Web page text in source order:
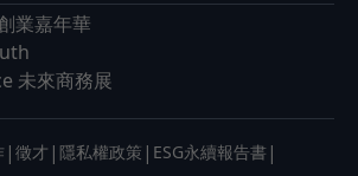
業嘉年華
未來商務展
| 徵才 | 隱私權政策 | ESG永續報告書 |